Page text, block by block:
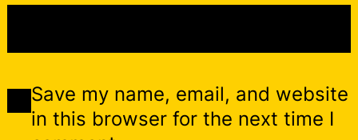
Save my name, email, and website
in this browser for the next time I